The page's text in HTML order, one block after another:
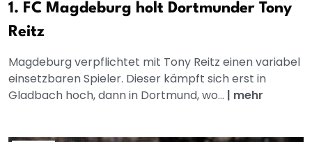
1. FC Magdeburg holt Dortmunder Tony
Reitz
Magdeburg verpflichtet mit Tony Reitz einen variabel
einsetzbaren Spieler. Dieser kämpft sich erst in
Gladbach hoch, dann in Dortmund, wo... | mehr